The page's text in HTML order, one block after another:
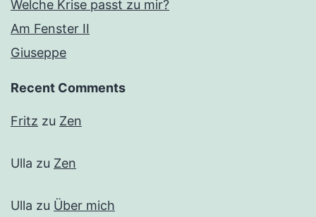
Welche Krise passt zu mir?
Am Fenster II
Giuseppe
Recent Comments
Fritz zu Zen
Ulla zu Zen
Ulla zu Über mich